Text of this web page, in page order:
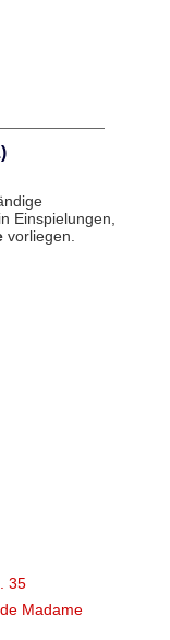
Einspielungen,
vorliegen.
35
Madame